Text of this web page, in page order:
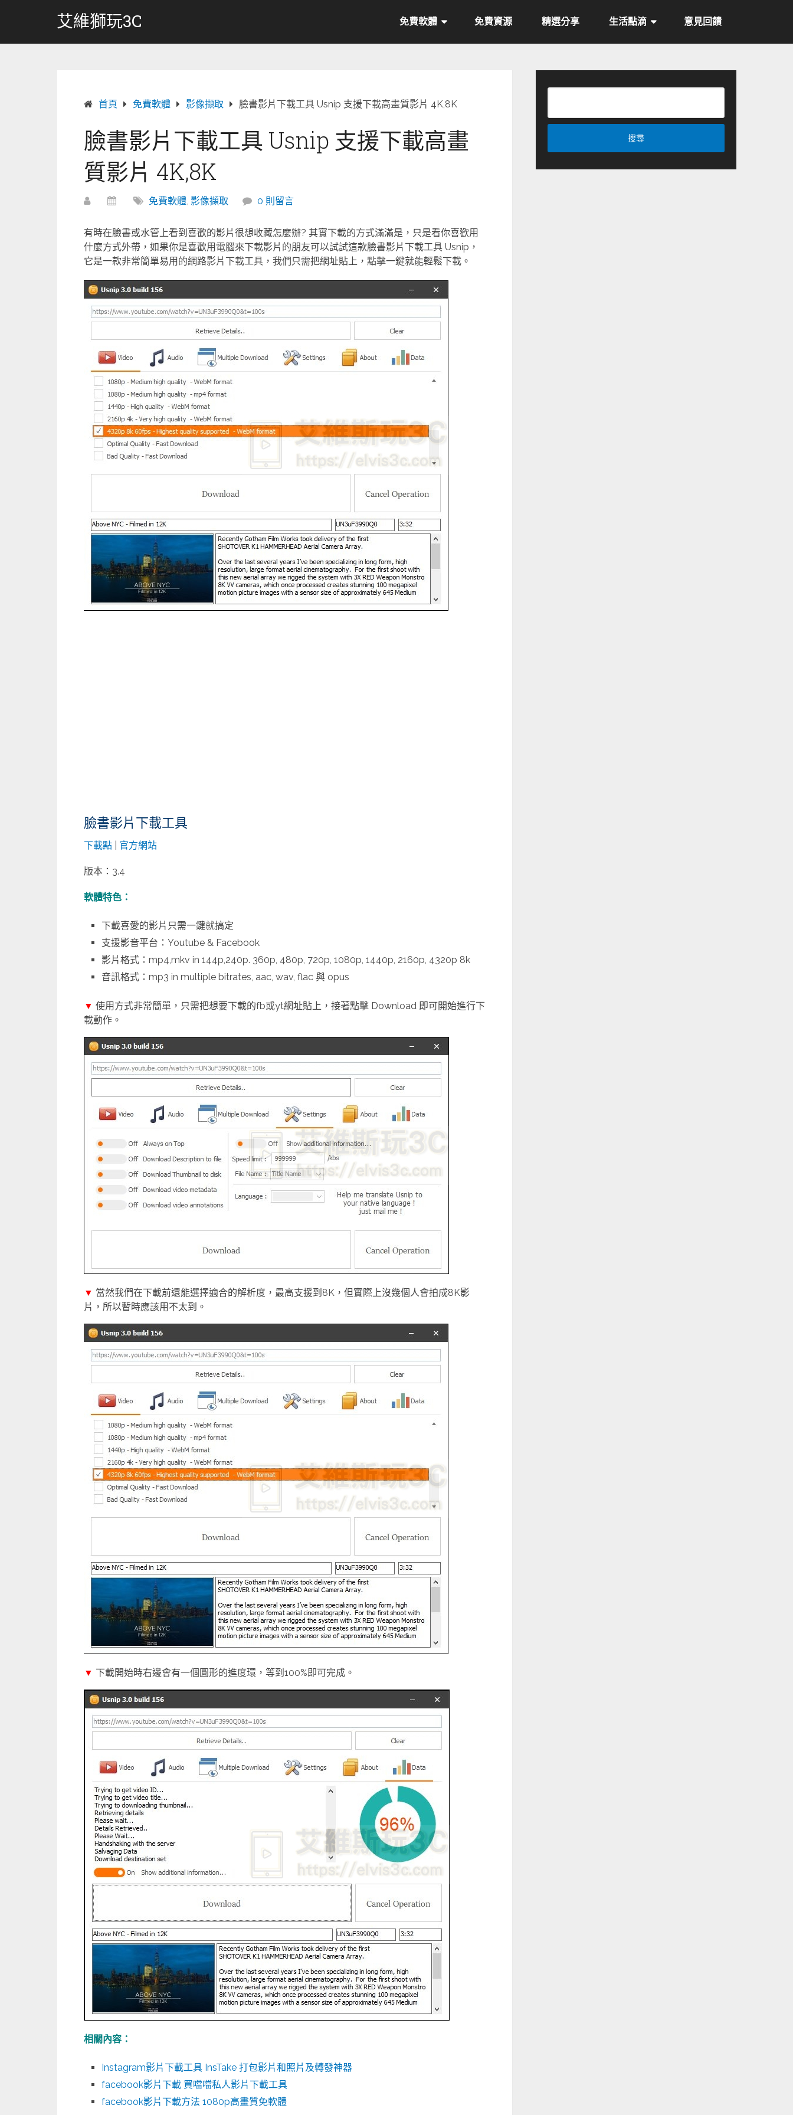
艾維獅玩3C 免費軟體 免費資源 精選分享 生活點滴 意見回饋
首頁 免費軟體 影像擷取 臉書影片下載工具 Usnip 支援下載高畫質影片 4K,8K
臉書影片下載工具 Usnip 支援下載高畫
質影片 4K,8K
免費軟體, 影像擷取 0 則留言
有時在臉書或水管上看到喜歡的影片很想收藏怎麼辦? 其實下載的方式滿滿是，只是看你喜歡用
什麼方式外帶，如果你是喜歡用電腦來下載影片的朋友可以試試這款臉書影片下載工具 Usnip，
它是一款非常簡單易用的網路影片下載工具，我們只需把網址貼上，點擊一鍵就能輕鬆下載。
臉書影片下載工具
下載點 官方網站
版本：3.4
軟體特色：
下載喜愛的影片只需一鍵就搞定
支援影音平台：Youtube & Facebook
影片格式：mp4,mkv in 144p,240p. 360p, 480p, 720p, 1080p, 1440p, 2160p, 4320p 8k
音訊格式：mp3 in multiple bitrates, aac, wav, flac 與 opus
▼ 使用方式非常簡單，只需把想要下載的fb或yt網址貼上，接著點擊 Download 即可開始進行下
載動作。
▼ 當然我們在下載前還能選擇適合的解析度，最高支援到8K，但實際上沒幾個人會拍成8K影
片，所以暫時應該用不太到。
▼ 下載開始時右邊會有一個圓形的進度環，等到100%即可完成。
相關內容：
Instagram影片下載工具 InsTake 打包影片和照片及轉發神器
facebook影片下載 買噹噹私人影片下載工具
facebook影片下載方法 1080p高畫質免軟體